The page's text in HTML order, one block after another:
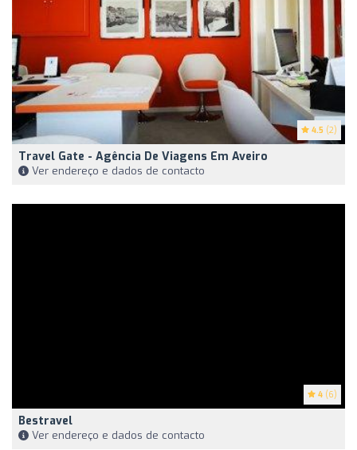
4.5 (2)
Travel Gate - Agência De Viagens Em Aveiro
Ver endereço e dados de contacto
4 (6)
Bestravel
Ver endereço e dados de contacto